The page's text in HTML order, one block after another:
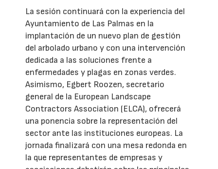
La sesión continuará con la experiencia del
Ayuntamiento de Las Palmas en la
implantación de un nuevo plan de gestión
del arbolado urbano y con una intervención
dedicada a las soluciones frente a
enfermedades y plagas en zonas verdes.
Asimismo, Egbert Roozen, secretario
general de la European Landscape
Contractors Association (ELCA), ofrecerá
una ponencia sobre la representación del
sector ante las instituciones europeas. La
jornada finalizará con una mesa redonda en
la que representantes de empresas y